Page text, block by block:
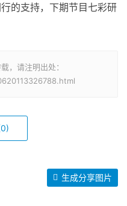
的支持，下期节目七彩研
，请注明出处：
生成分享图片